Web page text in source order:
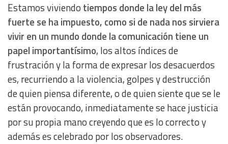
Estamos viviendo tiempos donde la ley del más
fuerte se ha impuesto, como si de nada nos sirviera
vivir en un mundo donde la comunicación tiene un
papel importantísimo, los altos índices de
frustración y la forma de expresar los desacuerdos
es, recurriendo a la violencia, golpes y destrucción
de quien piensa diferente, o de quien siente que se le
están provocando, inmediatamente se hace justicia
por su propia mano creyendo que es lo correcto y
además es celebrado por los observadores.